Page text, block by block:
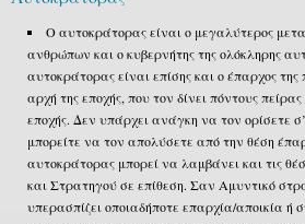
Ο αυτοκράτορας είναι ο μεγαλύτερος
ανθρώπων και ο κυβερνήτης της ολόκληρης
αυτοκράτορας είναι επίσης και ο έπαρχος
αρχή της εποχής, που τον δίνει πόντους
εποχής. Δεν υπάρχει ανάγκη να τον ορίσετε
μπορείτε να τον απολύσετε από την θέση
αυτοκράτορας μπορεί να λαμβάνει και τις
και Στρατηγού σε επίθεση. Σαν Αμυντικό
υπερασπίζει οποιαδήποτε επαρχία/αποικία ή